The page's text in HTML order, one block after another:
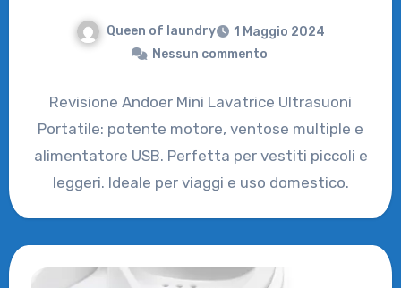
Queen of laundry
1 Maggio 2024
Nessun commento
Revisione Andoer Mini Lavatrice Ultrasuoni
Portatile: potente motore, ventose multiple e
alimentatore USB. Perfetta per vestiti piccoli e
leggeri. Ideale per viaggi e uso domestico.